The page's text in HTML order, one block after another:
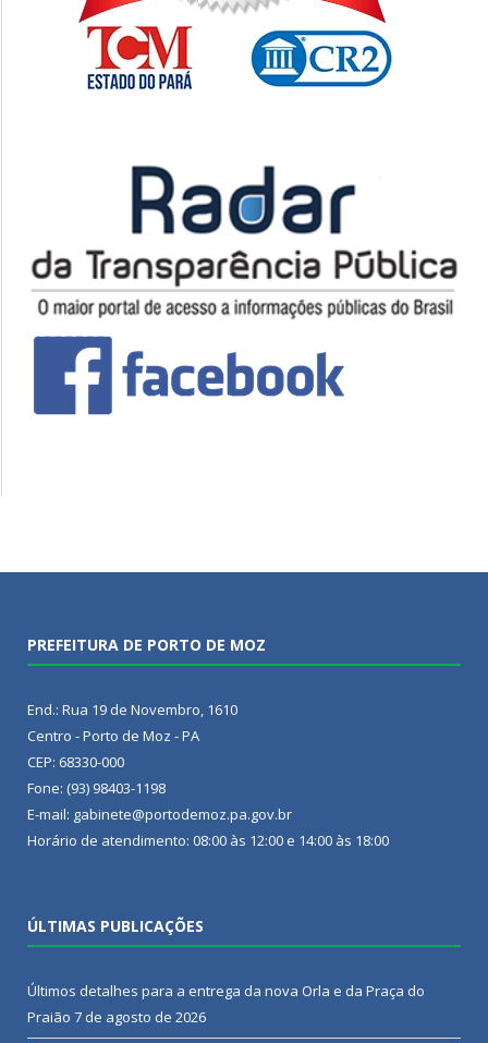
PREFEITURA DE PORTO DE MOZ
End.: Rua 19 de Novembro, 1610
Centro - Porto de Moz - PA
CEP: 68330-000
Fone: (93) 98403-1198
E-mail: gabinete@portodemoz.pa.gov.br
Horário de atendimento: 08:00 às 12:00 e 14:00 às 18:00
ÚLTIMAS PUBLICAÇÕES
Últimos detalhes para a entrega da nova Orla e da Praça do
Praião 7 de agosto de 2026